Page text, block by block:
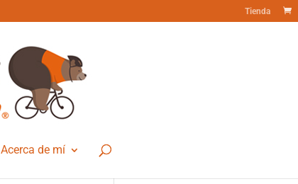
Tienda
Acerca de mí